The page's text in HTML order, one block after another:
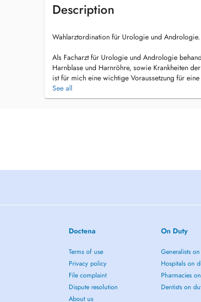
Description
Wahlarztordination für Urologie und Andrologie.
Als Facharzt für Urologie und Andrologie
Harnblase und Harnröhre, sowie Krankheiten
ist für mich eine wichtige Voraussetzung für
Ich biete meinen Patienten deshalb aus
Ich weiß, dass vielen Patienten der Weg zum
bekommen Sie rasch und einfach einen Termin
See all
Doctena
Terms of use
Privacy policy
File complaint
Dispute resolution
About us
On Duty
Generalists
Hospitals on
Pharmacies
Dentists on